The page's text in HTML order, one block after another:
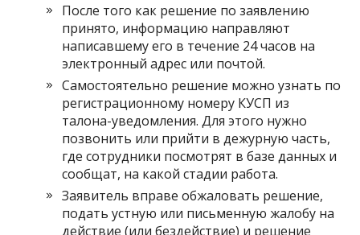
После того как решение по заявлению
принято, информацию направляют
написавшему его в течение 24 часов на
электронный адрес или почтой.
Самостоятельно решение можно узнать по
регистрационному номеру КУСП из
талона-уведомления. Для этого нужно
позвонить или прийти в дежурную часть,
где сотрудники посмотрят в базе данных и
сообщат, на какой стадии работа.
Заявитель вправе обжаловать решение,
подать устную или письменную жалобу на
действие (или бездействие) и решение